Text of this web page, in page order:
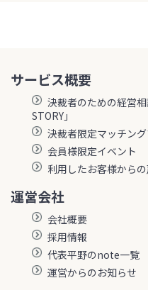
サービス概要
決裁者のための経営
STORY」
決裁者限定マッチング
会員様限定イベント
利用したお客様から
運営会社
会社概要
採用情報
代表平野のnote一覧
運営からのお知らせ